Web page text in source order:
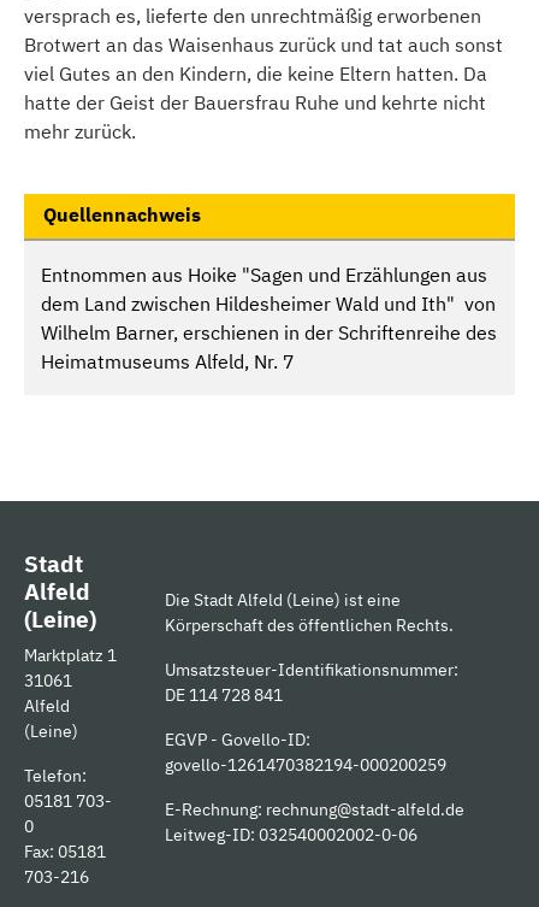
versprach es, lieferte den unrechtmäßig erworbenen
Brotwert an das Waisenhaus zurück und tat auch sonst
viel Gutes an den Kindern, die keine Eltern hatten. Da
hatte der Geist der Bauersfrau Ruhe und kehrte nicht
mehr zurück.
Quellennachweis
Entnommen aus Hoike "Sagen und Erzählungen aus
dem Land zwischen Hildesheimer Wald und Ith" von
Wilhelm Barner, erschienen in der Schriftenreihe des
Heimatmuseums Alfeld, Nr. 7
Stadt
Alfeld
(Leine)
Marktplatz 1
31061
Alfeld
(Leine)
Telefon:
05181 703-
0
Fax: 05181
703-216
Die Stadt Alfeld (Leine) ist eine
Körperschaft des öffentlichen Rechts.
Umsatzsteuer-Identifikationsnummer:
DE 114 728 841
EGVP - Govello-ID:
govello-1261470382194-000200259
E-Rechnung: rechnung@stadt-alfeld.de
Leitweg-ID: 032540002002-0-06